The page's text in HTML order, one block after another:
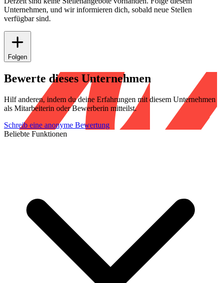
Unternehmen, und wir informieren dich, sobald neue Stellen
verfügbar sind.
Folgen
Bewerte dieses Unternehmen
Hilf anderen, indem du deine Erfahrungen mit diesem Unternehmen
als Mitarbeiterin oder Bewerberin mitteilst.
Schreib eine anonyme Bewertung
Beliebte Funktionen